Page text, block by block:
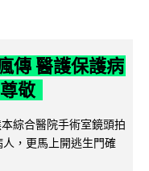
傳 醫護保護病
敬
綜合醫院手術室鏡頭拍
，更馬上開逃生門確